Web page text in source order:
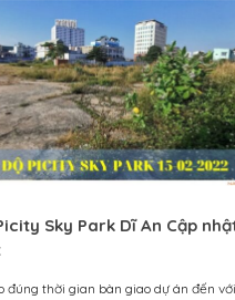
Sky Park Dĩ An Cập
đúng thời gian bàn giao dự án đến với